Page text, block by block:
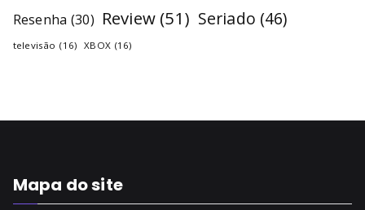
Resenha (30) Review (51) Seriado (46)
televisão (16) XBOX (16)
Mapa do site